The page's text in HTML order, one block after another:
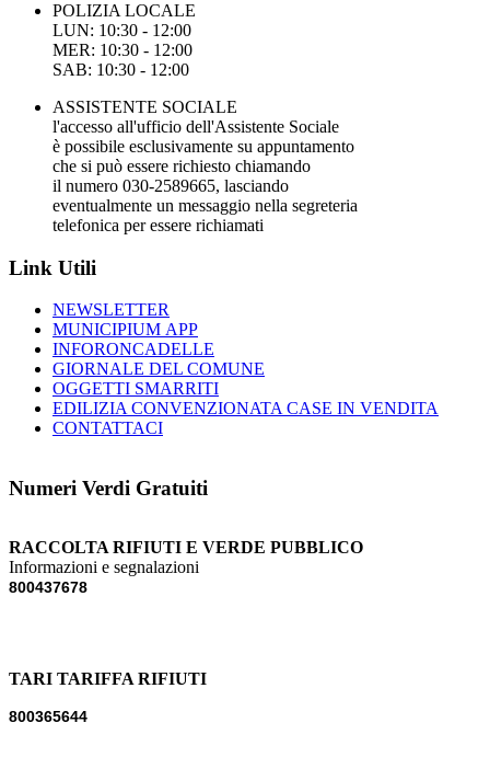
POLIZIA LOCALE
LUN: 10:30 - 12:00
MER: 10:30 - 12:00
SAB: 10:30 - 12:00
ASSISTENTE SOCIALE
l'accesso all'ufficio dell'Assistente Sociale
è possibile esclusivamente su appuntamento
che si può essere richiesto chiamando
il numero 030-2589665, lasciando
eventualmente un messaggio nella segreteria
telefonica per essere richiamati
Link Utili
NEWSLETTER
MUNICIPIUM APP
INFORONCADELLE
GIORNALE DEL COMUNE
OGGETTI SMARRITI
EDILIZIA CONVENZIONATA CASE IN VENDITA
CONTATTACI
Numeri Verdi Gratuiti
RACCOLTA RIFIUTI E VERDE PUBBLICO
Informazioni e segnalazioni
800437678
TARI TARIFFA RIFIUTI
800365644